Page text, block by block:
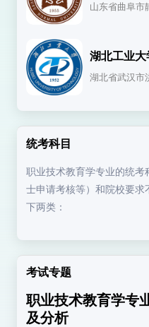
山东省曲阜市
湖北工业大
湖北省武汉市
统考科目
职业技术教育学专业的统
士申请考核等）和院校要求
下两类：
1. 思想政治理论（
考试内容：
考试专题
职业技术教育学专
及分析